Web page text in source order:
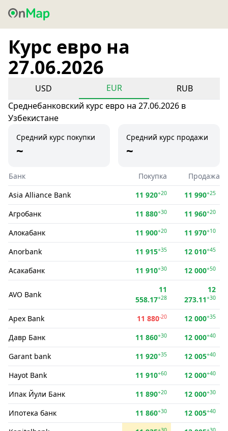
Курс евро на
27.06.2026
USD EUR
RUB
Среднебанковский курс евро на 27.06.2026 в
Узбекистане
Средний курс покупки
~
Средний курс продажи
~
Банк Покупка
Продажа
Asia Alliance Bank
11 920+20 11 990+25
Агробанк 11 880+30 11 960+20
Алокабанк 11 900+20 11 970+10
Anorbank 11 915+35 12 010+45
Асакабанк 11 910+30 12 000+50
AVO Bank
11
558.17+28
12
273.11+30
Apex Bank 11 880-20 12 000+35
Давр Банк 11 860+30 12 000+40
Garant bank 11 920+35 12 005+40
Hayot Bank 11 910+60 12 000+40
Ипак Йули Банк 11 890+20 12 000+30
Ипотека банк 11 860+30 12 005+40